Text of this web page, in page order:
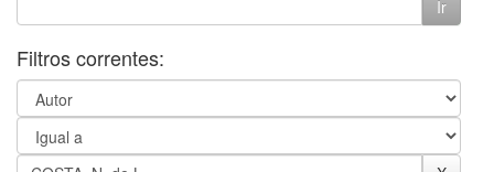
Filtros correntes: